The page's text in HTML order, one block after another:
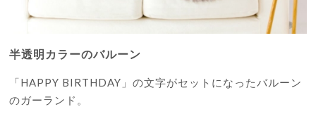
半透明カラーのバルーン
「HAPPY BIRTHDAY」の文字がセットになったバルーン
のガーランド。